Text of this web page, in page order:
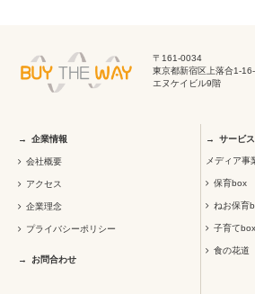
〒161-0034
東京都新宿区上落合1-
エヌケイビル9階
企業情報
会社概要
アクセス
企業理念
プライバシーポリシー
お問合わせ
サービス
メディア事
保育box
ねお保育
子育てbox
食の花道